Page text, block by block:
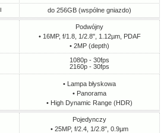
do 256GB (wspólne gniazdo)
Podwójny
• 16MP, f/1.8, 1/2.8", 1.12µm, PDAF
• 2MP (depth)
1080p - 30fps
2160p - 30fps
• Lampa błyskowa
• Panorama
• High Dynamic Range (HDR)
Pojedynczy
• 25MP, f/2.4, 1/2.8", 0.9µm